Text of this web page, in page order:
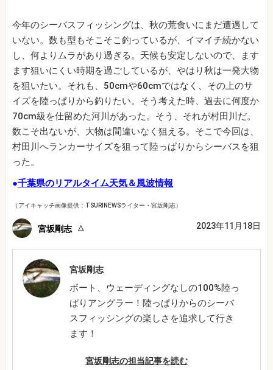
今年のシーバスフィッシングは、秋の荒食いにまだ遭遇して
いない。数も型もそこそこ釣っているが、イマイチ続かない
し、何よりムラがあり過ぎる。天候も安定しないので、ます
ます狙いにくい時期を過ごしているが、やはり秋は一発大物
を狙いたい。それも、50cmや60cmではなく、その上のサ
イズを陸っぱりから釣りたい。そう考えた時、過去に何度か
70cm級を仕留めた河川があった。そう、それが村田川だ。
数こそ出ないが、大物は間違いなく狙える。そこで今回は、
村田川へランカーサイズを狙って陸っぱりからシーバスを狙
った。
●千葉県のリアルタイム天気＆風波情報
（アイキャッチ画像提供：TSURINEWSライター・宮坂剛志）
宮坂剛志 2023年11月18日
宮坂剛志
ボート、ウェーディングなしの100%陸っ
ぱりアングラー！陸っぱりからのシーバ
スフィッシングの楽しさを追求して行き
ます！
宮坂剛志の担当記事を読む